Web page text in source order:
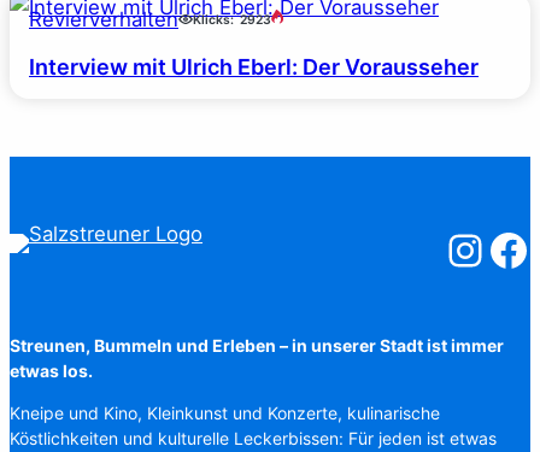
Revierverhalten Klicks: 2923
Interview mit Ulrich Eberl: Der Vorausseher
Streunen, Bummeln und Erleben – in unserer Stadt ist immer
etwas los.
Kneipe und Kino, Kleinkunst und Konzerte, kulinarische
Köstlichkeiten und kulturelle Leckerbissen: Für jeden ist etwas